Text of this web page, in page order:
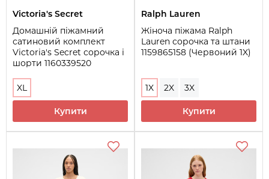
Victoria's Secret
Домашній піжамний
сатиновий комплект
Victoria's Secret сорочка і
шорти 1160339520
XL
Купити
Ralph Lauren
Жіноча піжама Ralph
Lauren сорочка та штани
1159865158 (Червоний 1X)
1X 2X 3X
Купити